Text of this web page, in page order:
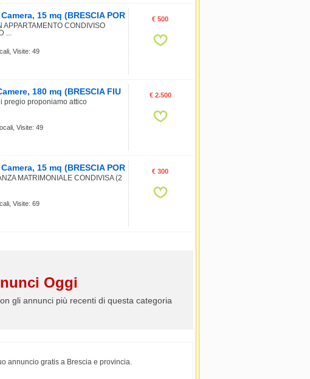
15 mq (BRESCIA POR
APPARTAMENTO CONDIVISO
...
Visite: 49
€ 500
180 mq (BRESCIA FIU
pregio proponiamo attico
Visite: 49
€ 2.500
15 mq (BRESCIA POR
MATRIMONIALE CONDIVISA (2
Visite: 69
€ 300
Oggi
gli annunci più recenti di questa categoria
annuncio gratis a Brescia e provincia.